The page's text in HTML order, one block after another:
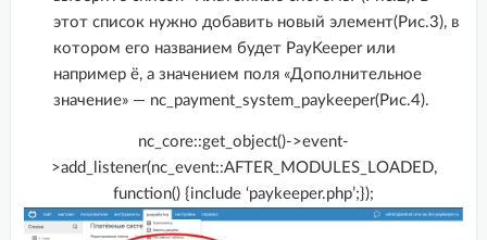
Drupal 7 + Commerce
Drupal 8 + Commerce
Drupal 8,9,10 + Commerce
GetCourse
HostCMS
этот список нужно добавить новый элемент(Рис.3), в
котором его названием будет PayKeeper или
например ё, а значением поля «Дополнительное
значение» — nc_payment_system_paykeeper(Рис.4).
nc_core::get_object()->event-
>add_listener(nc_event::AFTER_MODULES_LOADED,
function() {include ‘paykeeper.php’;});